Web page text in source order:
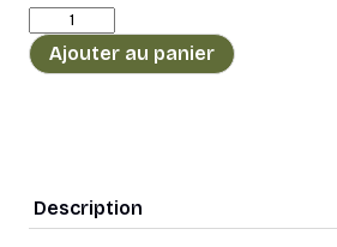
quantité
de
Sachet
Café
Ajouter au panier
Description